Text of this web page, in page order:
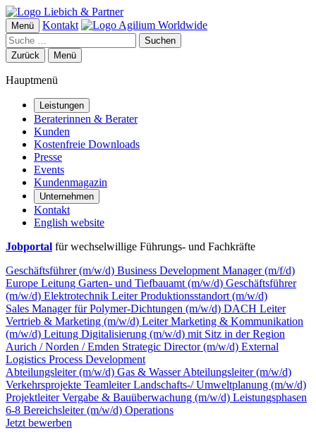
Menü Kontakt
Suchen
Zurück
Menü
Hauptmenü
Leistungen
Beraterinnen & Berater
Kunden
Kostenfreie Downloads
Presse
Events
Kundenmagazin
Unternehmen
Kontakt
English website
Jobportal für wechselwillige Führungs- und Fachkräfte
Geschäftsführer (m/w/d) Business Development Manager (m/f/d)
Europe Leitung Garten- und Tiefbauamt (m/w/d) Geschäftsführer
(m/w/d) Elektrotechnik Leiter Produktionsstandort (m/w/d)
Sales Manager für Polymer-Dichtungen (m/w/d) DACH Leiter
Vertrieb & Marketing (m/w/d) Leiter Marketing & Kommunikation
(m/w/d) Leitung Digitalisierung (m/w/d) mit Sitz in der Region
Aurich / Norden / Emden Strategic Director (m/w/d) External
Logistics Process Development
Abteilungsleiter (m/w/d) Gas & WasserAbteilungsleiter (m/w/d)
Verkehrsprojekte Teamleiter Landschafts-/ Umweltplanung (m/w/d)
Projektleiter Vergabe & Bauüberwachung (m/w/d) Leistungsphasen
6-8 Bereichsleiter (m/w/d) Operations
Jetzt bewerben